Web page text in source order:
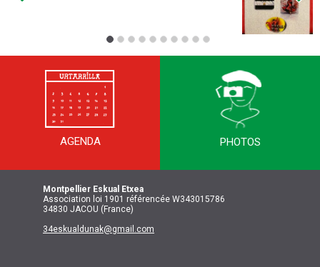
AGENDA PHOTOS
Montpellier Eskual Etxea
Association loi 1901 référencée W343015786
34830 JACOU (France)
34eskualdunak@gmail.com